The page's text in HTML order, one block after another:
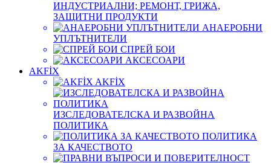
ИНДУСТРИАЛНИ; РЕМОНТ, ГРИЖА,
ЗАЩИТНИ ПРОДУКТИ
АНАЕРОБНИ
УПЛЪТНИТЕЛИ
СПРЕЙ БОИ
АКСЕСОАРИ
AKFİX
AKFİX
ИЗСЛЕДОВАТЕЛСКА И РАЗВОЙНА
ПОЛИТИКА
ПОЛИТИКА
ЗА КАЧЕСТВОТО